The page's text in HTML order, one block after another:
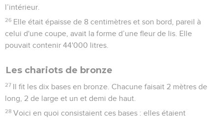
l’intérieur.
26 Elle était épaisse de 8 centimètres et son bord, pareil à
celui d'une coupe, avait la forme d’une fleur de lis. Elle
pouvait contenir 44'000 litres.
Les chariots de bronze
27 Il fit les dix bases en bronze. Chacune faisait 2 mètres de
long, 2 de large et un et demi de haut.
28 Voici en quoi consistaient ces bases : elles étaient